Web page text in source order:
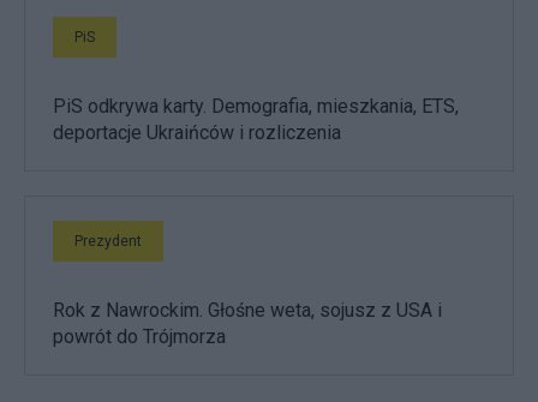
PiS
PiS odkrywa karty. Demografia, mieszkania, ETS,
deportacje Ukraińców i rozliczenia
Prezydent
Rok z Nawrockim. Głośne weta, sojusz z USA i
powrót do Trójmorza